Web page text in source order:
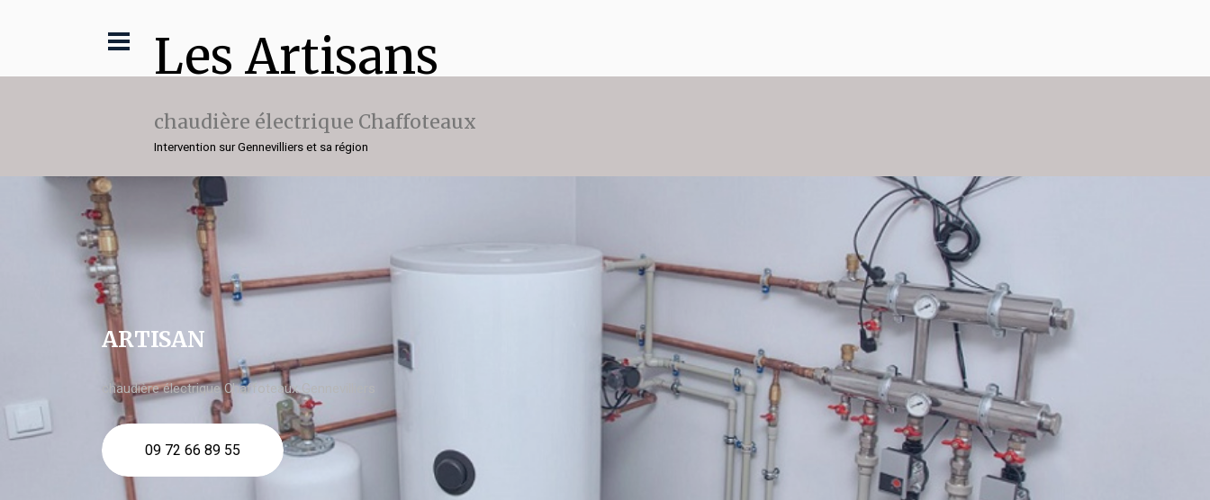
Les Artisans
chaudière électrique Chaffoteaux
Intervention sur Gennevilliers et sa région
ARTISAN
chaudière électrique Chaffoteaux Gennevilliers
09 72 66 89 55